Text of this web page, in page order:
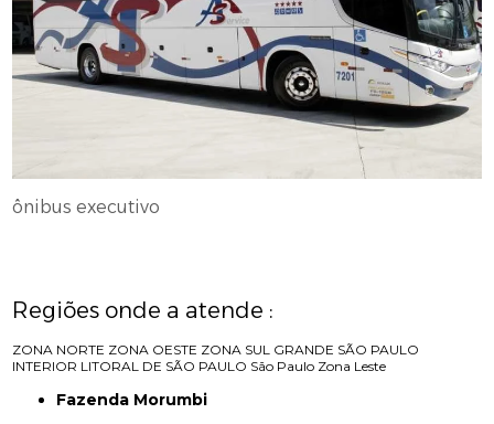
ônibus executivo
Regiões onde a atende :
ZONA NORTE ZONA OESTE ZONA SUL GRANDE SÃO PAULO
INTERIOR LITORAL DE SÃO PAULO São Paulo Zona Leste
Fazenda Morumbi